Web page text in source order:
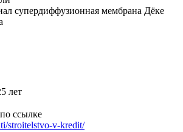
супердиффузионная мембрана Дёке
лет
ссылке
stroitelstvo-v-kredit/